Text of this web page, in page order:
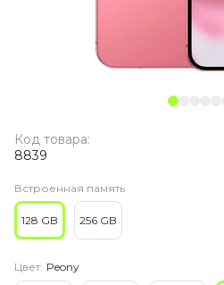
Код товара:
8839
Встроенная память
128 GB 256 GB
Цвет: Peony